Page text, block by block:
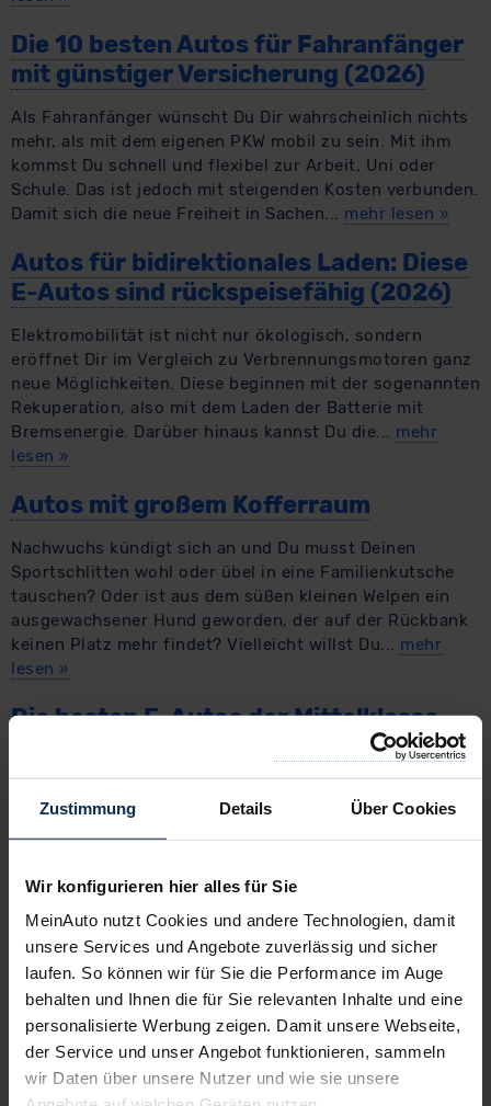
Zustimmung Details Über Cookies
Wir konfigurieren hier alles für Sie
MeinAuto nutzt Cookies und andere Technologien, damit
unsere Services und Angebote zuverlässig und sicher
laufen. So können wir für Sie die Performance im Auge
behalten und Ihnen die für Sie relevanten Inhalte und eine
personalisierte Werbung zeigen. Damit unsere Webseite,
der Service und unser Angebot funktionieren, sammeln
wir Daten über unsere Nutzer und wie sie unsere
Die 10 besten Autos für Fahranfänger
mit günstiger Versicherung (2026)
Als Fahranfänger wünscht Du Dir wahrscheinlich nichts
mehr, als mit dem eigenen PKW mobil zu sein. Mit ihm
kommst Du schnell und flexibel zur Arbeit, Uni oder
Schule. Das ist jedoch mit steigenden Kosten verbunden.
Damit sich die neue Freiheit in Sachen... mehr lesen »
Autos für bidirektionales Laden: Diese
E-Autos sind rückspeisefähig (2026)
Elektromobilität ist nicht nur ökologisch, sondern
eröffnet Dir im Vergleich zu Verbrennungsmotoren ganz
neue Möglichkeiten. Diese beginnen mit der sogenannten
Rekuperation, also mit dem Laden der Batterie mit
Bremsenergie. Darüber hinaus kannst Du die... mehr
lesen »
Autos mit großem Kofferraum
​Nachwuchs kündigt sich an und Du musst Deinen
Sportschlitten wohl oder übel in eine Familienkutsche
tauschen? Oder ist aus dem süßen kleinen Welpen ein
ausgewachsener Hund geworden, der auf der Rückbank
keinen Platz mehr findet? Vielleicht willst Du... mehr
lesen »
Die besten E-Autos der Mittelklasse
Mittelklasse? Dann bist Du bei MeinAuto genau richtig -
wir sind Dein Online Shop für Neuwagen und haben
zeichnet Mittelklasseautos aus? meistens...
Neuwagen unter 30.000 Euro:
Listenpreise und Angebote
​Du hast ein Budget von 30.000 Euro, das Du für Deinen
Neuwagen ausgeben kannst und willst? Dann findest Du
mit Sicherheit einen passenden Neuwagen bei MeinAuto.
Hitliste: Neuwagen unter 30.000 Euro Fahrzeug Link...